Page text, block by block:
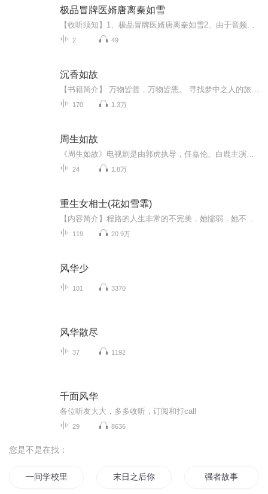
极品冒牌医婿唐离秦如雪
2 49
沉香如故
170 1.3万
周生如故
24 1.8万
重生女相士(花如雪霏)
119 20.9万
风华少
101 3370
风华散尽
37 1192
千面风华
各位听友大大，多多收听，订阅和打call
29 8636
您是不是在找：
一间学校里的故事 末日之后你还能记得谁的故事强者故事